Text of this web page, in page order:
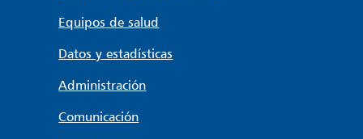
Equipos de salud
Datos y estadísticas
Administración
Comunicación